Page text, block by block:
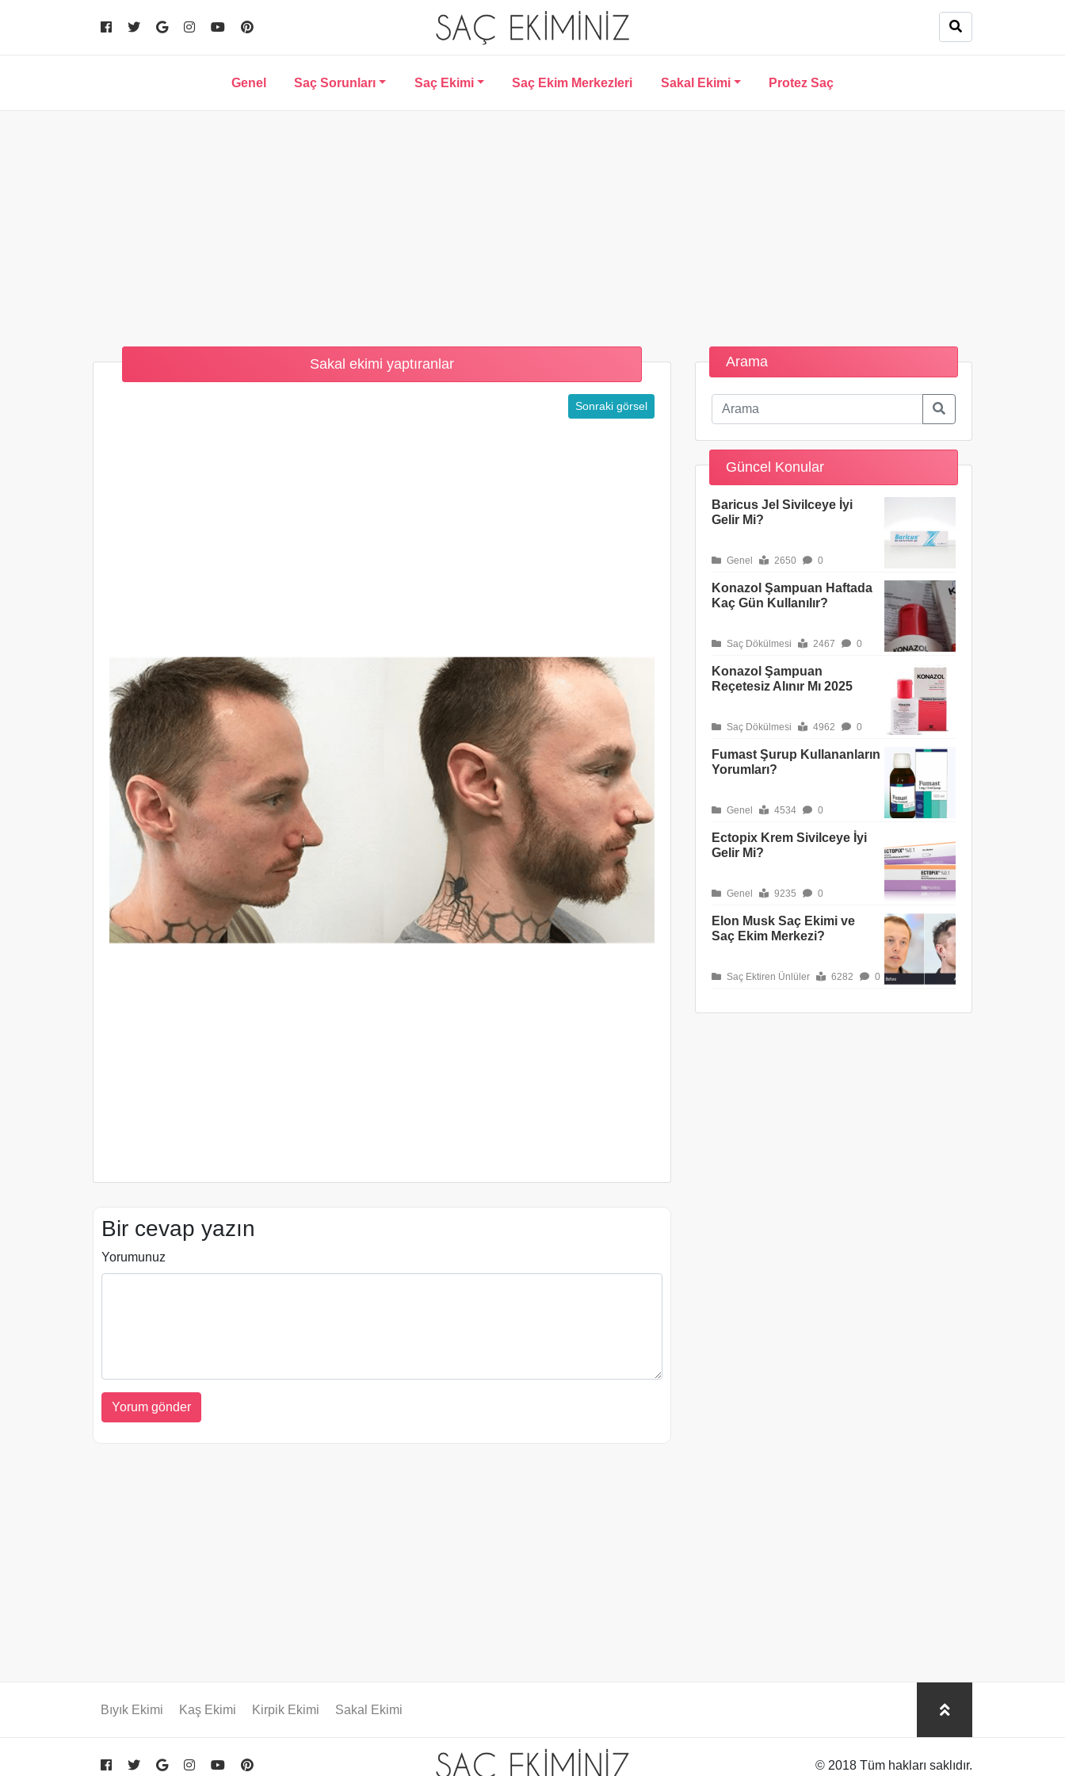
Genel Saç Sorunları Saç Ekimi Saç Ekim Merkezleri Sakal Ekimi Protez Saç
Sakal ekimi yaptıranlar
Sonraki görsel
Bir cevap yazın
Yorumunuz
Arama
Güncel Konular
Baricus Jel Sivilceye İyi
Gelir Mi?
Genel 2650 0
Konazol Şampuan Haftada
Kaç Gün Kullanılır?
Saç Dökülmesi 2467 0
Konazol Şampuan
Reçetesiz Alınır Mı 2025
Saç Dökülmesi 4962 0
Fumast Şurup Kullananların
Yorumları?
Genel 4534 0
Ectopix Krem Sivilceye İyi
Gelir Mi?
Genel 9235 0
Elon Musk Saç Ekimi ve
Saç Ekim Merkezi?
Saç Ektiren Ünlüler 6282 0
Bıyık Ekimi Kaş Ekimi Kirpik Ekimi Sakal Ekimi
© 2018 Tüm hakları saklıdır.